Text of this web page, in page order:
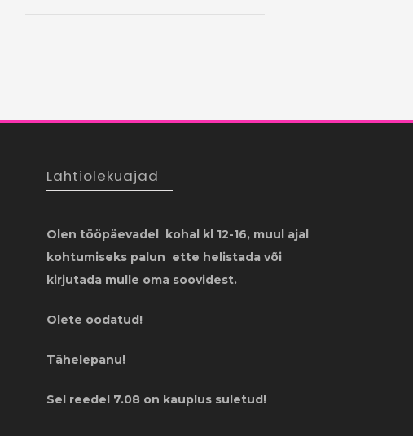
Lahtiolekuajad
Olen tööpäevadel kohal kl 12-16, muul ajal
kohtumiseks palun ette helistada või
kirjutada mulle oma soovidest.
Olete oodatud!
Tähelepanu!
Sel reedel 7.08 on kauplus suletud!